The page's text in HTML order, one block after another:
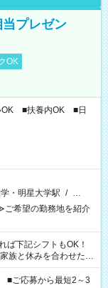
プレゼン
OK
OK ■扶養内OK ■日
・明星大学駅 / …
希望の勤務地を紹介
」 「できれば残業はし
ーク希望
■ご応募から最短2～3